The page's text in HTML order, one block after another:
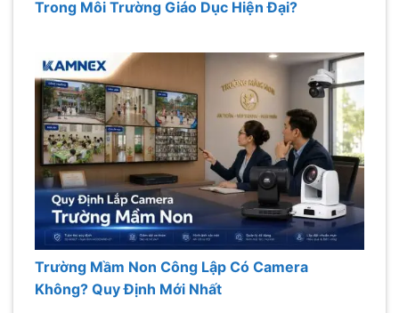
Trong Môi Trường Giáo Dục Hiện Đại?
Trường Mầm Non Công Lập Có Camera
Không? Quy Định Mới Nhất